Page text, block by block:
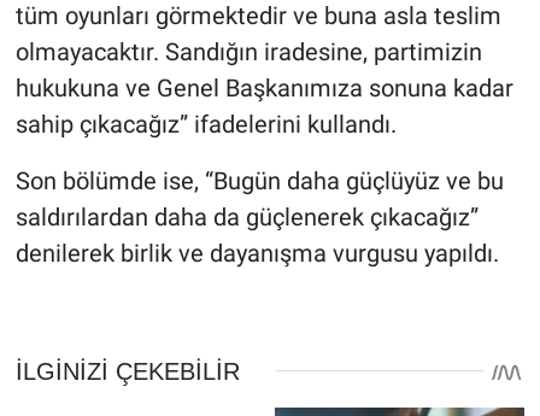
tüm oyunları görmektedir ve buna asla teslim
olmayacaktır. Sandığın iradesine, partimizin
hukukuna ve Genel Başkanımıza sonuna kadar
sahip çıkacağız” ifadelerini kullandı.
Son bölümde ise, “Bugün daha güçlüyüz ve bu
saldırılardan daha da güçlenerek çıkacağız”
denilerek birlik ve dayanışma vurgusu yapıldı.